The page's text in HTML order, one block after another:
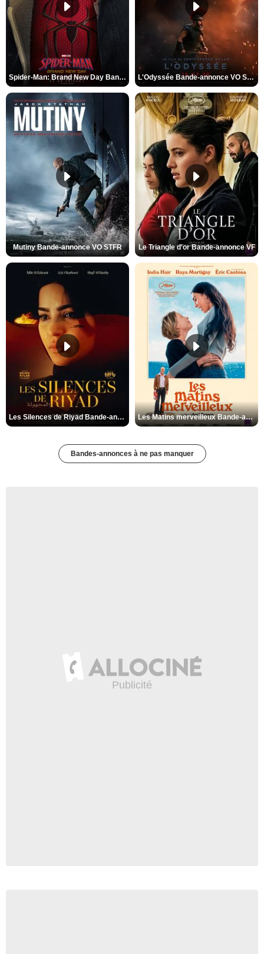
Spider-Man: Brand New Day Bande-annonce VO STFR L'Odyssée Bande-annonce VO STFR
Mutiny Bande-annonce VO STFR Le Triangle d'or Bande-annonce VF
Les Silences de Riyad Bande-annonce VO STFR Les Matins merveilleux Bande-annonce VF
Bandes-annonces à ne pas manquer